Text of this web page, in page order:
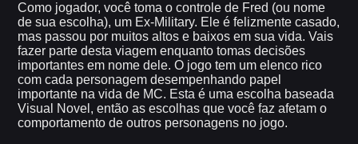
Como jogador, você toma o controle de Fred (ou nome
de sua escolha), um Ex-Military. Ele é felizmente casado,
mas passou por muitos altos e baixos em sua vida. Vais
fazer parte desta viagem enquanto tomas decisões
importantes em nome dele. O jogo tem um elenco rico
com cada personagem desempenhando papel
importante na vida de MC. Esta é uma escolha baseada
Visual Novel, então as escolhas que você faz afetam o
comportamento de outros personagens no jogo.